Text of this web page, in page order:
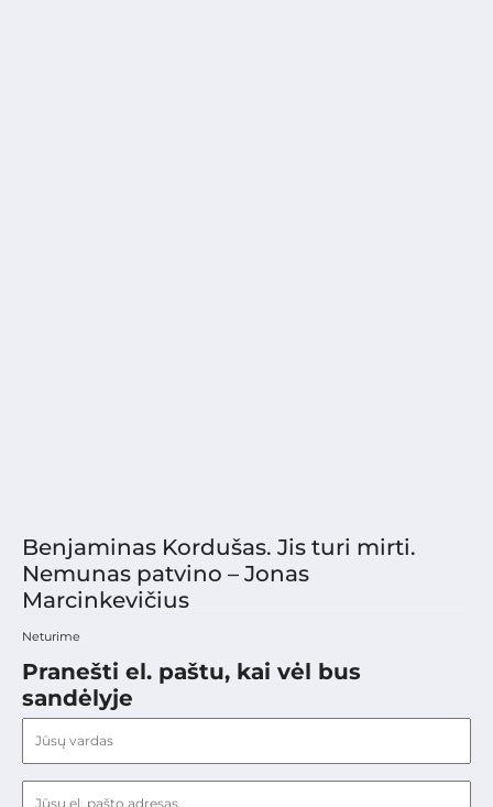
Benjaminas Kordušas. Jis turi mirti.
Nemunas patvino – Jonas
Marcinkevičius
Neturime
Pranešti el. paštu, kai vėl bus
sandėlyje